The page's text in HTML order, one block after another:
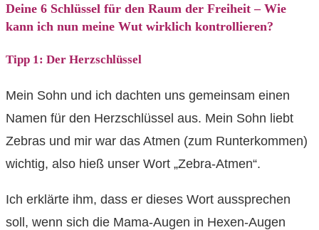
Deine 6 Schlüssel für den Raum der Freiheit – Wie
kann ich nun meine Wut wirklich kontrollieren?
Tipp 1: Der Herzschlüssel
Mein Sohn und ich dachten uns gemeinsam einen
Namen für den Herzschlüssel aus. Mein Sohn liebt
Zebras und mir war das Atmen (zum Runterkommen)
wichtig, also hieß unser Wort „Zebra-Atmen“.
Ich erklärte ihm, dass er dieses Wort aussprechen
soll, wenn sich die Mama-Augen in Hexen-Augen